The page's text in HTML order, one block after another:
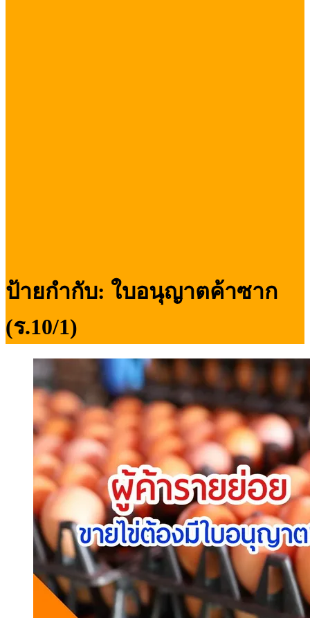
ป้ายกำกับ: ใบอนุญาตค้าซาก
(ร.10/1)